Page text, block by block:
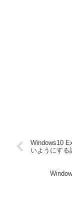
Windows10
いようにする